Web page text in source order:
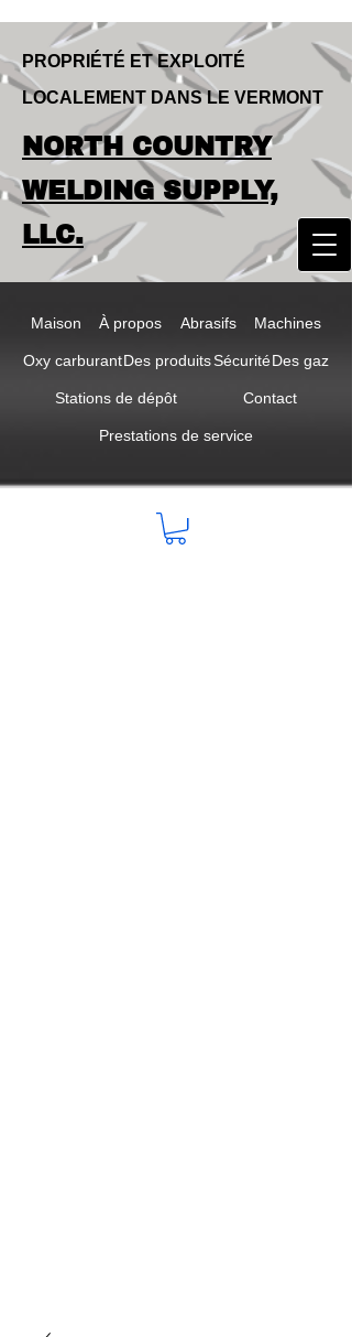
LOCALLY OWNED & OPERATED IN
VERMONT
NORTH COUNTRY
WELDING SUPPLY,
LLC
PROPRIÉTÉ ET EXPLOITÉ
LOCALEMENT DANS LE VERMONT
NORTH COUNTRY
WELDING SUPPLY,
LLC.
Maison À propos Abrasifs Machines
Oxy carburantDes produitsSécuritéDes gaz
Stations de dépôt Contact
Prestations de service